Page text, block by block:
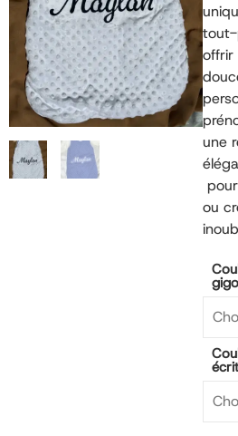
tout-
offrir
une
ou